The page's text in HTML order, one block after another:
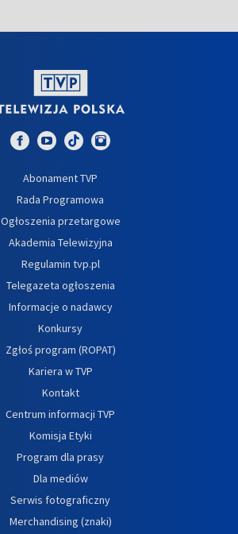
Abonament TVP
Rada Programowa
Ogłoszenia przetargowe
Akademia Telewizyjna
Regulamin tvp.pl
Telegazeta ogłoszenia
Informacje o nadawcy
Konkursy
Zgłoś program (ROPAT)
Kariera w TVP
Kontakt
Centrum informacji TVP
Komisja Etyki
Program dla prasy
Dla mediów
Serwis fotograficzny
Merchandising (znaki)